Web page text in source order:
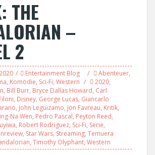
THE
–
2
Entertainment Blog Abenteuer,
, Komödie, Sci-Fi, Western 2020,
, Bill Burr, Bryce Dallas Howard, Carl
, Disney, George Lucas, Giancarlo
, John Leguizamo, Jon Favreau, Kritik,
Na Wen, Pedro Pascal, Peyton Reed,
, Robert Rodriguez, Sci-Fi, Serie,
, Star Wars, Streaming, Temuera
, Timothy Olyphant, Western